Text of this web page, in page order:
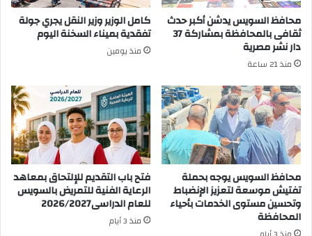
محافظ السويس يدشن أكبر حدث
ثقافى بالمحافظة بمشاركة 37
دار نشر مصرية
منذ 21 ساعة
كامل الوزير وزير النقل يجري جولة
تفقدية بميناء السخنة اليوم
منذ يومين
محافظ السويس يوجه بحملة
تفتيش موسعة لتعزيز الإنضباط
وتحسين مستوى الخدمات بأحياء
المحافظة
فتح باب التقديم للإلتحاق بمعاهد
الرعاية الفنية للتمريض بالسويس
للعام الدراسى2026/2027
منذ 3 أيام